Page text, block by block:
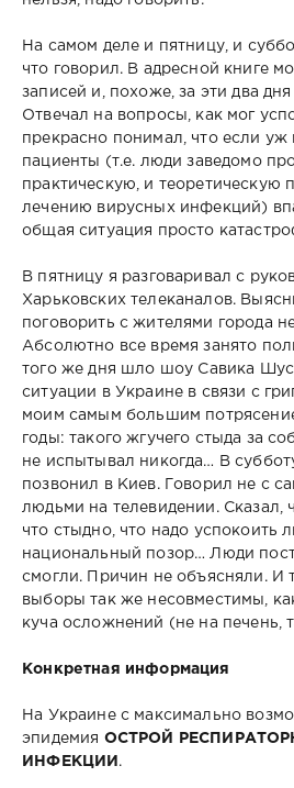
На самом деле и пятницу, и
что говорил. В адресной книге
записей и, похоже, за эти два
Отвечал на вопросы, как мог
прекрасно понимал, что если уж
пациенты (т.е. люди заведомо
практическую, и теоретическую
лечению вирусных инфекций)
общая ситуация просто
В пятницу я разговаривал с
Харьковских телеканалов.
поговорить с жителями города
Абсолютно все время занято
того же дня шло шоу Савика
ситуации в Украине в связи с
моим самым большим
годы: такого жгучего стыда за
не испытывал никогда… В
позвонил в Киев. Говорил не с
людьми на телевидении. Сказал,
что стыдно, что надо успокоить
национальный позор… Люди
смогли. Причин не объясняли. И
выборы так же несовместимы,
куча осложнений (не на печень,
Конкретная информация
На Украине с максимально
эпидемия ОСТРОЙ
ИНФЕКЦИИ .